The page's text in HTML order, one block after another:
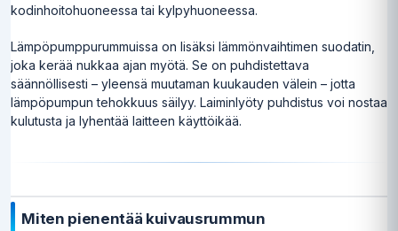
kodinhoitohuoneessa tai kylpyhuoneessa.
Lämpöpumppurummuissa on lisäksi lämmönvaihtimen suodatin,
joka kerää nukkaa ajan myötä. Se on puhdistettava
säännöllisesti – yleensä muutaman kuukauden välein – jotta
lämpöpumpun tehokkuus säilyy. Laiminlyöty puhdistus voi nostaa
kulutusta ja lyhentää laitteen käyttöikää.
Miten pienentää kuivausrummun